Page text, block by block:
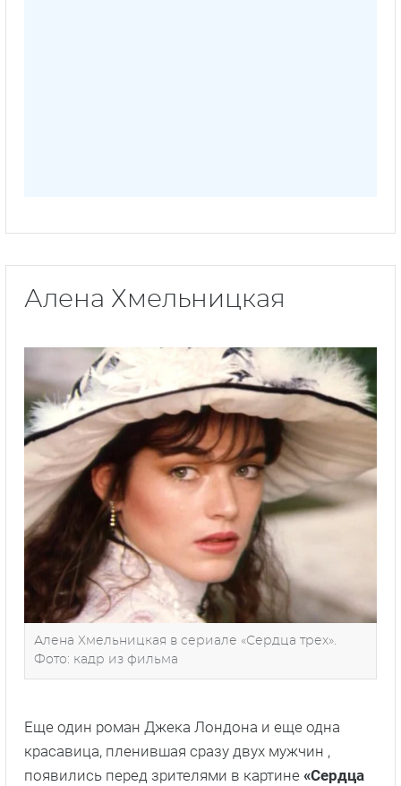
Алена Хмельницкая
Алена Хмельницкая в сериале «Сердца трех».
Фото: кадр из фильма
Еще один роман Джека Лондона и еще одна
красавица, пленившая сразу двух мужчин ,
появились перед зрителями в картине «Сердца